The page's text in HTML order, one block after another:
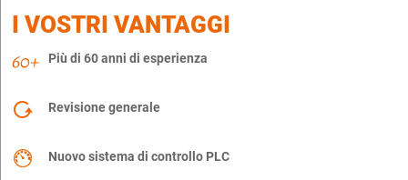
I VOSTRI VANTAGGI
Più di 60 anni di esperienza
Revisione generale
Nuovo sistema di controllo PLC